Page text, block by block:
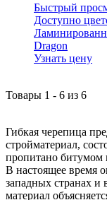
Быстрый
Доступно
Dragon
Узнать цену
Товары 1 - 6 из 6
Гибкая черепица
стройматериал,
пропитано битумом
В настоящее время
западных странах и
материал